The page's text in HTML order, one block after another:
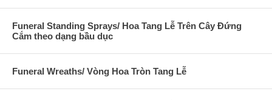
Funeral Standing Sprays/ Hoa Tang Lễ Trên Cây Đứng
Cắm theo dạng bầu dục
Funeral Wreaths/ Vòng Hoa Tròn Tang Lễ